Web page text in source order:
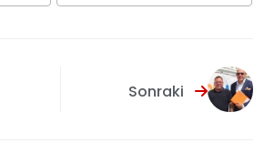
Sonraki